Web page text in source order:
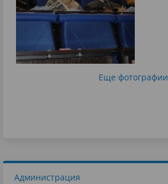
Еще фотографии
Администрация